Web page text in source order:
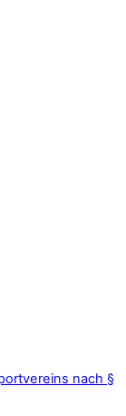
nach §